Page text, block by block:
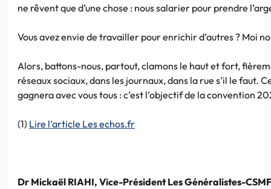
ne rêvent que d’une chose : nous salarier pour prendre
Vous avez envie de travailler pour enrichir d’autres ? Moi
Alors, battons-nous, partout, clamons le haut et fort,
réseaux sociaux, dans les journaux, dans la rue s’il le faut.
gagnera avec vous tous : c’est l’objectif de la convention
(1) Lire l’article Les echos.fr
Dr Mickaël RIAHI, Vice-Président Les Généralistes-CSMF